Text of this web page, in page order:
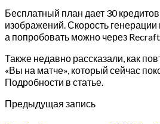
Бесплатный план дает 30
изображений. Скорость
а попробовать можно через
Также недавно рассказали, как
«Вы на матче», который сейчас
Подробности в статье.
Предыдущая запись